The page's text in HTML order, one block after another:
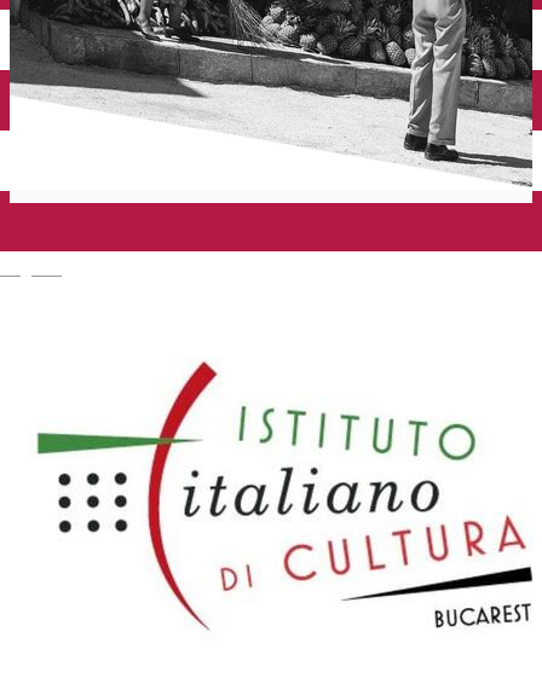
Închirieri auto
Închirieri biciclete
Taxi
Încărcare vehicule electrice